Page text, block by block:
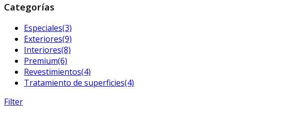
Categorías
Especiales(3)
Exteriores(9)
Interiores(8)
Premium(6)
Revestimientos(4)
Tratamiento de superficies(4)
Filter